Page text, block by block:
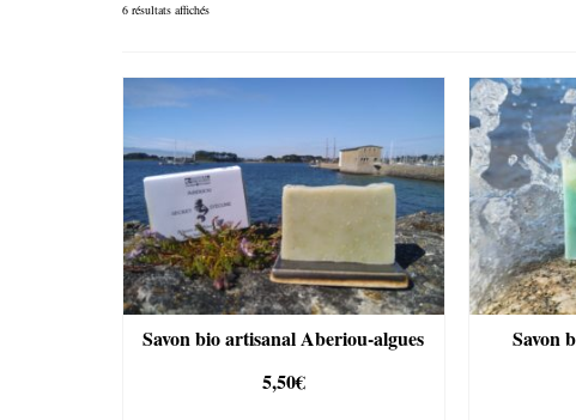
6 résultats affichés
Savon bio artisanal Aberiou-algues
5,50€
Savon